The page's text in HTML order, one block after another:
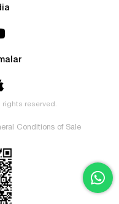
rights reserved.
Conditions of Sale